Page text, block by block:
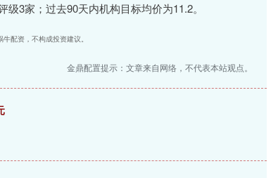
3家；过去90天内机构目标均价为11.2。
配资，不构成投资建议。
金鼎配置提示：文章来自网络，不代表本站观点。